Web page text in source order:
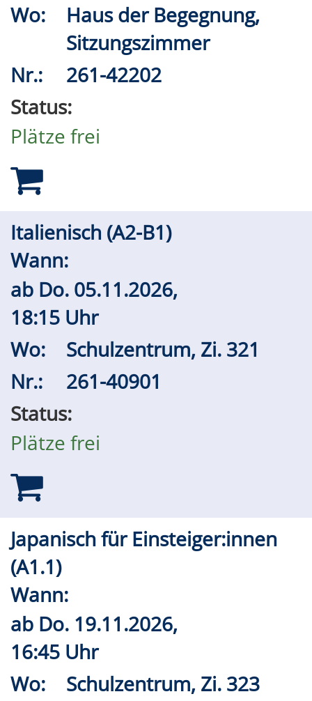
Wo:
Haus der Begegnung,
Sitzungszimmer
Nr.:
261-42202
Status:
Plätze frei
Italienisch (A2-B1)
Wann:
ab Do. 05.11.2026,
18:15 Uhr
Wo:
Schulzentrum, Zi. 321
Nr.:
261-40901
Status:
Plätze frei
Japanisch für Einsteiger:innen
(A1.1)
Wann:
ab Do. 19.11.2026,
16:45 Uhr
Wo:
Schulzentrum, Zi. 323